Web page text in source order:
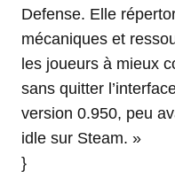
Defense. Elle
mécaniques et
les joueurs à mieux
sans quitter
version 0.950, peu
idle sur Steam. »
}